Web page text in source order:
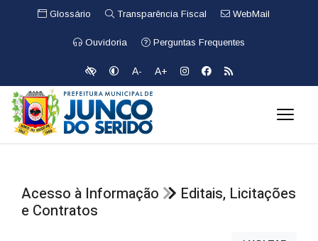
Glossário Transparência Fiscal WebMail
Ouvidoria Perguntas Frequentes
A- A+
Acesso à Informação
Editais, Licitações
e Contratos